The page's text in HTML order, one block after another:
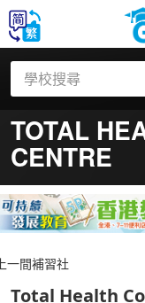
TOTAL
CENTRE
一間補習社
Total Health